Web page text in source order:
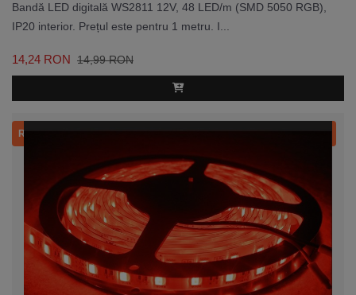
Bandă LED digitală WS2811 12V, 48 LED/m (SMD 5050 RGB),
IP20 interior. Prețul este pentru 1 metru. I...
14,24 RON 14,99 RON
Recomandat